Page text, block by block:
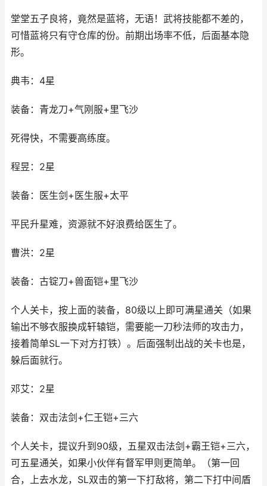
堂堂五子良将，竟然是蓝将，无语！武将技能都不差的，
可惜蓝将只有守仓库的份。前期出场率不低，后面基本隐
形。
典韦：4星
装备：青龙刀+气刚服+里飞沙
死得快，不需要高练度。
程昱：2星
装备：医生剑+医生服+太平
平民升星难，资源就不好浪费给医生了。
曹洪：2星
装备：古锭刀+兽面铠+里飞沙
个人关卡，按上面的装备，80级以上即可满星通关（如果
输出不够衣服换成轩辕铠，需要能一刀秒法师的攻击力，
接着简单SL一下对方打铁）。后面强制出战的关卡也是，
躲后面就行。
邓艾：2星
装备：双击法剑+仁王铠+三六
个人关卡，提议升到90级，五星双击法剑+霸王铠+三六，
可五星通关，如果小伙伴有督军甲则更简单。（第一回
合，上去水龙，SL双击的第一下打敌将，第二下打中间盾